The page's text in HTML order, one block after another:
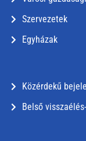
Szervezetek
Egyházak
Közérdekű
Belső